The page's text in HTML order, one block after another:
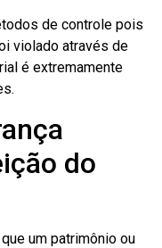
de controle pois
violado através de
é extremamente
do
um patrimônio ou